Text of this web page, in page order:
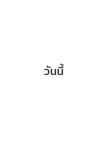
วันนี้